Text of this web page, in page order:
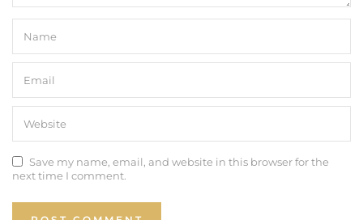
Save my name, email, and website in this browser for the
next time I comment.